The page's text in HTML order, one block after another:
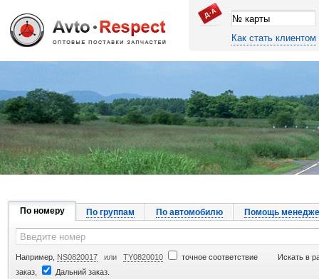
Джапан Авто
Как стать клиентом
По номеру По группам По автомобилю Помощь
Например, NS0820017 или TY0820010 точное соответствие
Искать в
заказ,
Дальний заказ.